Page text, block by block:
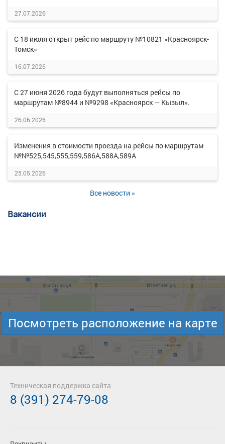
27.07.2026
С 18 июля открыт рейс по маршруту №10821 «Красноярск-
Томск»
16.07.2026
С 27 июня 2026 года будут выполняться рейсы по
маршрутам №8944 и №9298 «Красноярск — Кызыл».
26.06.2026
Изменения в стоимости проезда на рейсы по маршрутам
№№525,545,555,559,586А,588А,589А
25.05.2026
Все новости »
Вакансии
Посмотреть расположение на карте
Техническая поддержка сайта
8 (391) 274-79-08